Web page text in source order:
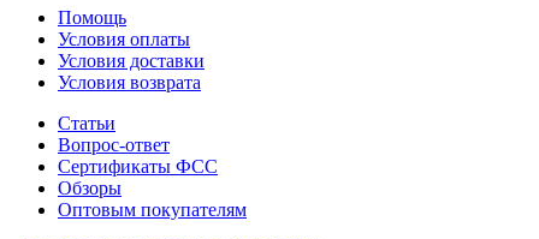
Помощь
Условия оплаты
Условия доставки
Условия возврата
Статьи
Вопрос-ответ
Сертификаты ФСС
Обзоры
Оптовым покупателям